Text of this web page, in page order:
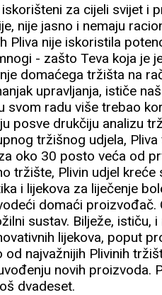
za cijeli svijet i
nije jasno i nemaju
Pliva nije iskoristila
- zašto Teva koja je
domaćega tržišta na
upravljanja, ističe
svom radu više trebao
posve drukčiju analizu
tržišnog udjela, Pliva
oko 30 posto veća od
tržište, Plivin udjel
i lijekova za liječenje
domaći proizvođač.
sustav. Bilježe, ističu,
lijekova, poput
najvažnijih Plivinih
novih proizvoda.
dvadeset.